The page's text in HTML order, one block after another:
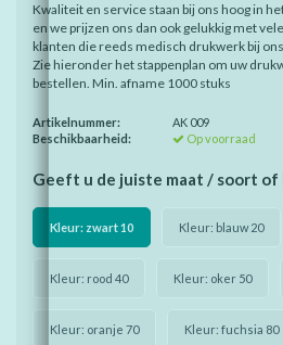
Kwaliteit en service staan bij ons hoog in
en we prijzen ons dan ook gelukkig met
klanten die reeds medisch drukwerk bij
Zie hieronder het stappenplan om uw
bestellen. Min. afname 1000 stuks
Artikelnummer:
AK 009
Beschikbaarheid:
Op voorraad
Geeft u de juiste maat / soort of
Kleur: zwart 10 Kleur: blauw 20
Kleur: rood 40 Kleur: oker 50
Kleur: oranje 70 Kleur: fuchsia 80